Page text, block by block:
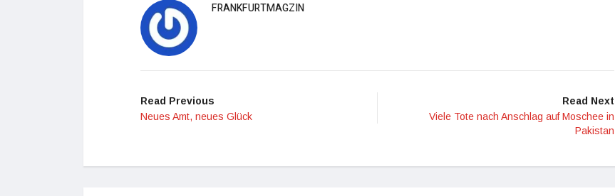
FRANKFURTMAGZIN
Read Previous
Neues Amt, neues Glück
Read Next
Viele Tote nach Anschlag auf Moschee in
Pakistan